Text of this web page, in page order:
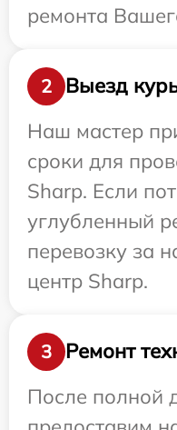
ремонта
2
Выезд
Наш мастер
сроки для
Sharp. Если
углубленный
перевозку за
центр Sharp.
3
Ремонт
После полной